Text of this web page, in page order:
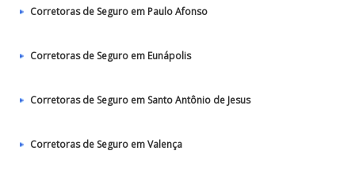
Corretoras de Seguro em Paulo Afonso
Corretoras de Seguro em Eunápolis
Corretoras de Seguro em Santo Antônio de Jesus
Corretoras de Seguro em Valença